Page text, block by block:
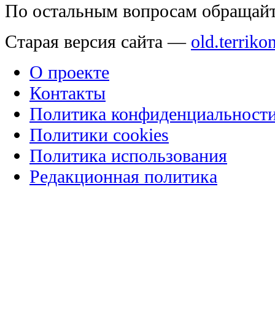
По остальным вопросам
Старая версия сайта —
О проекте
Контакты
Политика
Политики cookies
Политика использования
Редакционная политика